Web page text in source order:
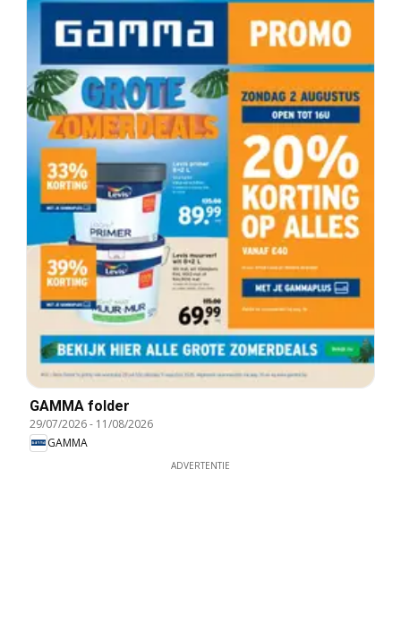
GAMMA folder
29/07/2026- 11/08/2026
GAMMA
ADVERTENTIE